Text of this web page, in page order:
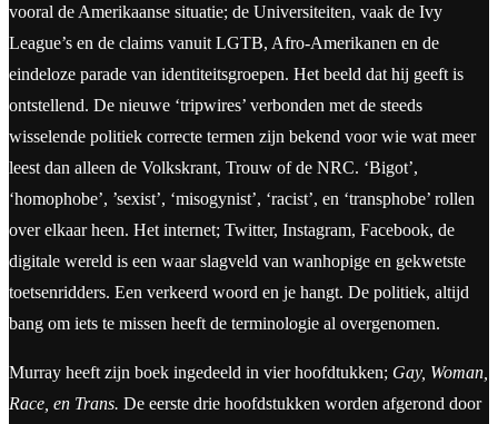
vooral de Amerikaanse situatie; de Universiteiten, vaak de Ivy
League’s en de claims vanuit LGTB, Afro-Amerikanen en de
eindeloze parade van identiteitsgroepen. Het beeld dat hij geeft is
ontstellend. De nieuwe ‘tripwires’ verbonden met de steeds
wisselende politiek correcte termen zijn bekend voor wie wat meer
leest dan alleen de Volkskrant, Trouw of de NRC. ‘Bigot’,
‘homophobe’, ’sexist’, ‘misogynist’, ‘racist’, en ‘transphobe’ rollen
over elkaar heen. Het internet; Twitter, Instagram, Facebook, de
digitale wereld is een waar slagveld van wanhopige en gekwetste
toetsenridders. Een verkeerd woord en je hangt. De politiek, altijd
bang om iets te missen heeft de terminologie al overgenomen.
Murray heeft zijn boek ingedeeld in vier hoofdtukken; Gay, Woman,
Race, en Trans. De eerste drie hoofdstukken worden afgerond door